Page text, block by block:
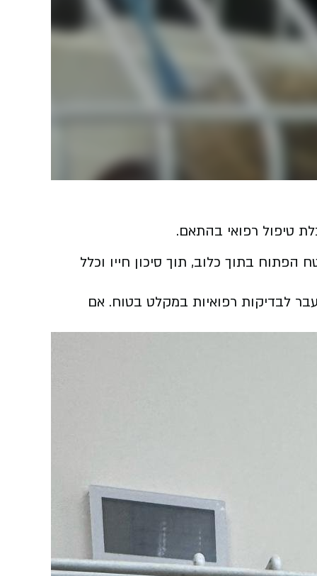
טיפול רפואי בהתאם.
בתוך כלוב, תוך סיכון חייו וכלל
הארץ. הקוף הועבר לבדיקות רפואיות במקלט בטוח. אם